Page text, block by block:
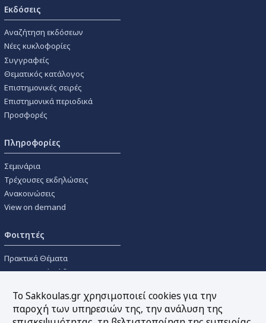
Εκδόσεις
Αναζήτηση εκδόσεων
Νέες κυκλοφορίες
Συγγραφείς
Θεματικός κατάλογος
Επιστημονικές σειρές
Επιστημονικά περιοδικά
Προσφορές
Πληροφορίες
Σεμινάρια
Τρέχουσες εκδηλώσεις
Ανακοινώσεις
View on demand
Φοιτητές
Πρακτικά Θέματα
Οικονομικοί Κώδικες
Συγγραμμάτων
Το Sakkoulas.gr χρησιμοποιεί cookies για την
παροχή των υπηρεσιών της, την ανάλυση της